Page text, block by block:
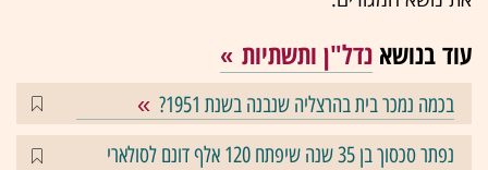
עוד בנושא נדל"ן ותשתיות
בכמה נמכר בית בהרצליה שנבנה בשנת 1951?
נפתר סכסוך בן 35 שנה שיפתח 120 אלף דונם לסולארי